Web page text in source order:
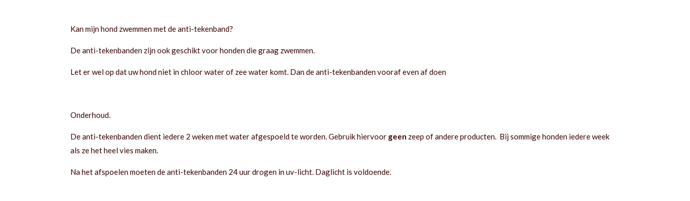
Kan mijn hond zwemmen met de anti-tekenband?
De anti-tekenbanden zijn ook geschikt voor honden die graag zwemmen.
Let er wel op dat uw hond niet in chloor water of zee water komt. Dan de anti-tekenbanden vooraf even af doen
Onderhoud.
De anti-tekenbanden dient iedere 2 weken met water afgespoeld te worden. Gebruik hiervoor geen zeep of andere producten. Bij sommige honden iedere week
als ze het heel vies maken.
Na het afspoelen moeten de anti-tekenbanden 24 uur drogen in uv-licht. Daglicht is voldoende.